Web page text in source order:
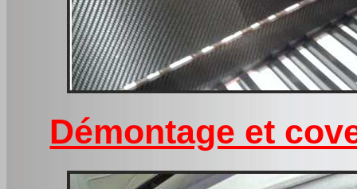
Démontage et